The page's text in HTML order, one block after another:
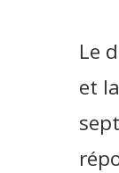
Le
et